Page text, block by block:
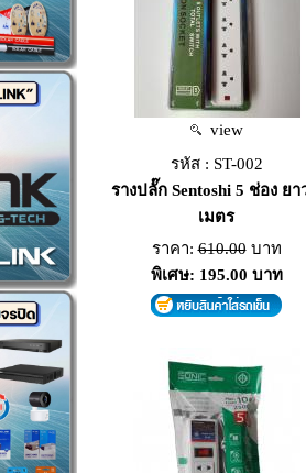
view
รหัส : ST-002
รางปลั๊ก Sentoshi 5 ช่อง ยา
เมตร
ราคา:610.00บาท
พิเศษ: 195.00 บาท